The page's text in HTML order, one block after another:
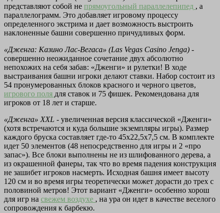
представляют собой не прямоугольный параллелепипед , а
параллелограмм. Это добавляет игровому процессу
определенного экстрима и дает возможность выстроить
наклоненные башни совершенно причудливых форм.
«Дженга: Казино Лас-Вегаса» (Las Vegas Casino Jenga) -
совершенно неожиданное сочетание двух абсолютно
непохожих на себя забав: «Дженги» и рулетки! В ходе
выстраивания башни игроки делают ставки. Набор состоит из
54 пронумерованных блоков красного и черного цветов,
игрового поля для ставок и 75 фишек. Рекомендована для
игроков от 18 лет и старше.
«Дженга» XXL - увеличенная версия классической «Дженги»
(хотя встречаются и куда большие экземпляры игры). Размер
каждого бруска составляет где-то 45x22,5x7,5 см. В комплекте
идет 50 элементов (48 непосредственно для игры и 2 «про
запас»). Все блоки выполнены не из шлифованного дерева, а
из окрашенной фанеры, так что во время падения конструкция
не зашибет игроков насмерть. Исходная башня имеет высоту
120 см и во время игры теоретически может дорасти до трех с
половиной метров! Этот вариант «Дженги» особенно хорош
для игр на свежем воздухе , на ура он идет в качестве веселого
сопровождения к барбекю.